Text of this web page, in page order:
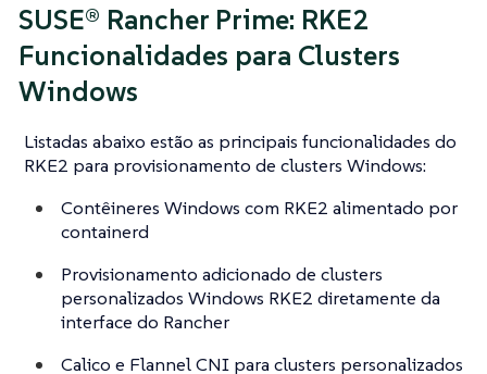
SUSE® Rancher Prime: RKE2
Funcionalidades para Clusters
Windows
Listadas abaixo estão as principais funcionalidades do
RKE2 para provisionamento de clusters Windows:
Contêineres Windows com RKE2 alimentado por
containerd
Provisionamento adicionado de clusters
personalizados Windows RKE2 diretamente da
interface do Rancher
Calico e Flannel CNI para clusters personalizados